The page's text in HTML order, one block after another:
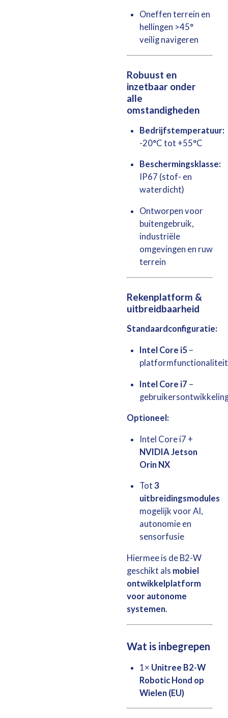
Oneffen terrein en
hellingen >45°
veilig navigeren
Robuust en
inzetbaar onder
alle
omstandigheden
Bedrijfstemperatuur:
-20°C tot +55°C
Beschermingsklasse:
IP67 (stof- en
waterdicht)
Ontworpen voor
buitengebruik,
industriële
omgevingen en ruw
terrein
Rekenplatform &
uitbreidbaarheid
Standaardconfiguratie:
Intel Core i5 –
platformfunctionaliteit
Intel Core i7 –
Optioneel:
Intel Core i7 +
NVIDIA Jetson
Orin NX
Tot 3
uitbreidingsmodules
mogelijk voor AI,
autonomie en
sensorfusie
Hiermee is de B2-W
geschikt als mobiel
ontwikkelplatform
voor autonome
systemen.
Wat is inbegrepen
1× Unitree B2-W
Robotic Hond op
Wielen (EU)